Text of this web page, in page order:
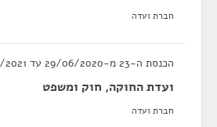
חברת ועדה
הכנסת ה-23 מ-29/06/2020 עד 05/01/2021
ועדת החוקה, חוק ומשפט
חברת ועדה